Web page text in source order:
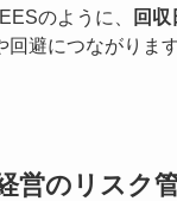
のように、
回
避につながります
営のリスク